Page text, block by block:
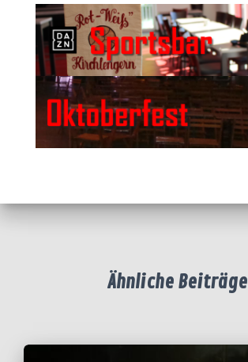
Ähnliche Beiträge